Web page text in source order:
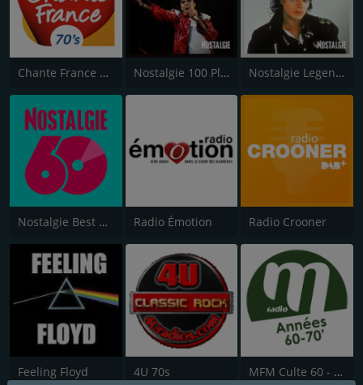
Chante France 70's Nostalgie 100 Plus Grandes Chansons Nostalgie Legendes
Nostalgie Best of 60's Radio Émotion Radio Crooner
Feeling Floyd 4U 70s MFM Culte 60 - 70